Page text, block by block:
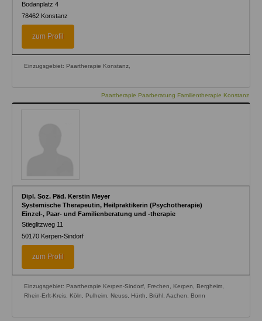
Bodanplatz 4
78462 Konstanz
zum Profil
Einzugsgebiet: Paartherapie Konstanz,
Paartherapie Paarberatung Familientherapie Konstanz
Dipl. Soz. Päd. Kerstin Meyer
Systemische Therapeutin, Heilpraktikerin (Psychotherapie)
Einzel-, Paar- und Familienberatung und -therapie
Stieglitzweg 11
50170 Kerpen-Sindorf
zum Profil
Einzugsgebiet: Paartherapie Kerpen-Sindorf, Frechen, Kerpen, Bergheim,
Rhein-Erft-Kreis, Köln, Pulheim, Neuss, Hürth, Brühl, Aachen, Bonn